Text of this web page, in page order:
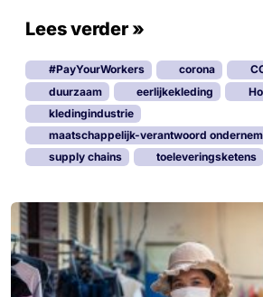
Lees verder »
#PayYourWorkers corona
duurzaam
eerlijkekleding
kledingindustrie
maatschappelijk-verantwoord
supply chains
toeleveringsketens